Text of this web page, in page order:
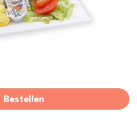
Bestellen